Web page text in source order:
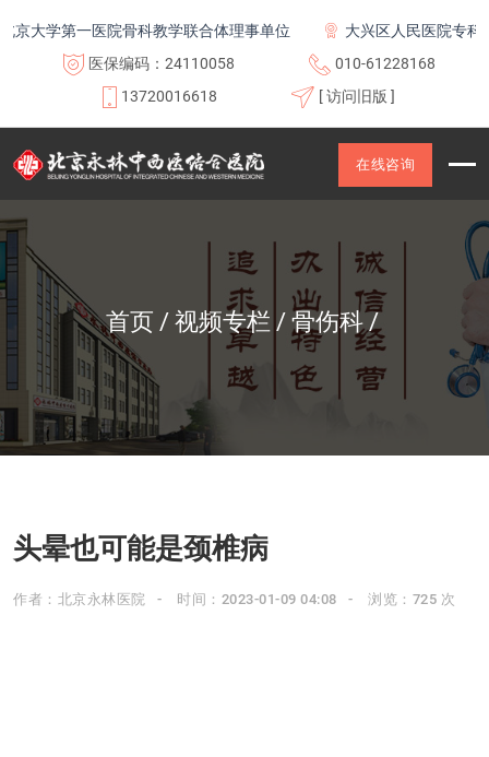
大学第一医院骨科教学联合体理事单位
大兴区人民医院专科联
医保编码：24110058
010-61228168
13720016618
[ 访问旧版 ]
在线咨询
首页 视频专栏 骨伤科
头晕也可能是颈椎病
作者：北京永林医院 时间：2023-01-09 04:08 浏览：725 次